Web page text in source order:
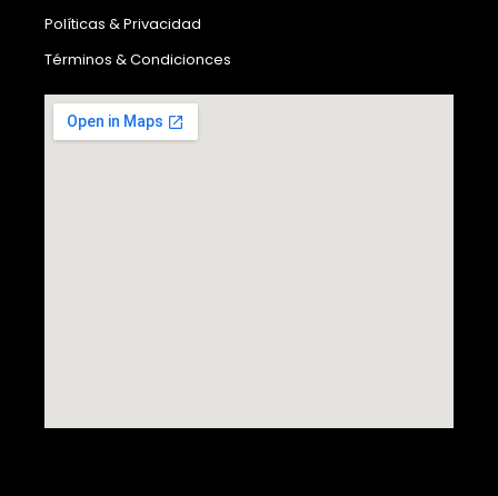
Políticas & Privacidad
Términos & Condicionces